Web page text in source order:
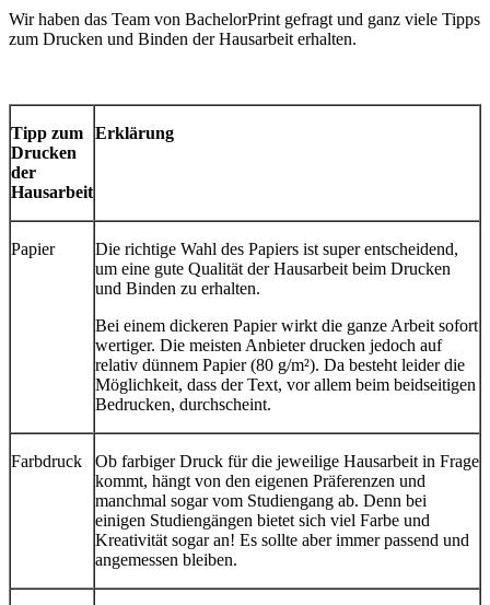
Wir haben das Team von BachelorPrint gefragt und ganz viele Tipps
zum Drucken und Binden der Hausarbeit erhalten.
Tipp zum
Drucken
der
Hausarbeit
Erklärung
Papier
Die richtige Wahl des Papiers ist super entscheidend,
um eine gute Qualität der Hausarbeit beim Drucken
und Binden zu erhalten.
Bei einem dickeren Papier wirkt die ganze Arbeit sofort
wertiger. Die meisten Anbieter drucken jedoch auf
relativ dünnem Papier (80 g/m²). Da besteht leider die
Möglichkeit, dass der Text, vor allem beim beidseitigen
Bedrucken, durchscheint.
Farbdruck
Ob farbiger Druck für die jeweilige Hausarbeit in Frage
kommt, hängt von den eigenen Präferenzen und
manchmal sogar vom Studiengang ab. Denn bei
einigen Studiengängen bietet sich viel Farbe und
Kreativität sogar an! Es sollte aber immer passend und
angemessen bleiben.